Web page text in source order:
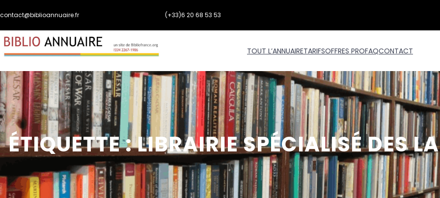
au
contenu
contact@biblioannuaire.fr (+33)6 20 68 53 53
TOUT L’ANNUAIRETARIFSOFFRES PROFAQCONTACT
ÉTIQUETTE :LIBRAIRIE SPÉCIALISÉ DES